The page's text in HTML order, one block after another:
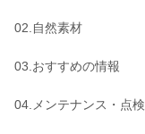
02.自然素材
03.おすすめの情報
04.メンテナンス・点検